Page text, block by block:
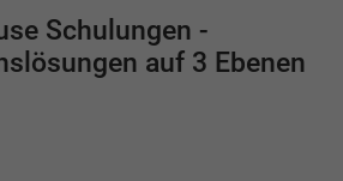
Schulungen -
auf 3 Ebenen